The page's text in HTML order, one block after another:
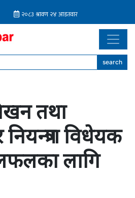
search
तथा
विधेयक
लागि